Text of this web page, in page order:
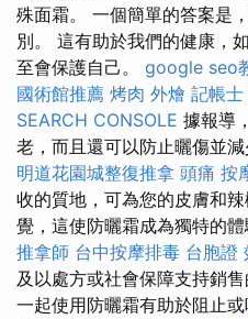
殊面霜。 一個簡單的答案是
別。 這有助於我們的健康，
至會保護自己。 google seo
國術館推薦 烤肉 外燴 記帳
SEARCH CONSOLE 據報導
老，而且還可以防止曬傷並
明道花園城整復推拿 頭痛 按
收的質地，可為您的皮膚和
覺，這使防曬霜成為獨特的體
推拿師 台中按摩排毒 台胞證
及以處方或社會保障支持銷售
一起使用防曬霜有助於阻止